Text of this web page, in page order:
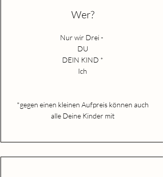
Wer?
Nur wir Drei -
DU
DEIN KIND *
Ich
*gegen einen kleinen Aufpreis können auch
alle Deine Kinder mit